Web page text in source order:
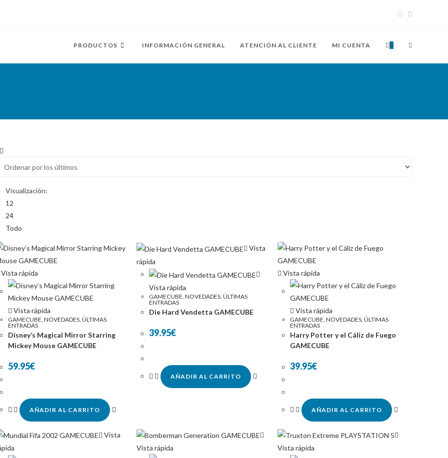
PRODUCTOS INFORMACIÓN GENERAL ATENCIÓN AL CLIENTE MI CUENTA 0 ALTERNAR
Visualización:
12
24
Todo
Vista rápida
Vista rápida
GAMECUBE, NOVEDADES, ÚLTIMAS
ENTRADAS
Disney’s Magical Mirror Starring
Mickey Mouse GAMECUBE
59.95€
AÑADIR AL CARRITO
Vista
rápida
Vista rápida
GAMECUBE NOVEDADES, ÚLTIMAS
ENTRADAS
Die Hard Vendetta GAMECUBE
39.95€
AÑADIR AL CARRITO
Vista rápida
Vista rápida
GAMECUBE, NOVEDADES, ÚLTIMAS
ENTRADAS
Harry Potter y el Cáliz de Fuego
GAMECUBE
39.95€
AÑADIR AL CARRITO
Vista
Vista rápida Vista rápida